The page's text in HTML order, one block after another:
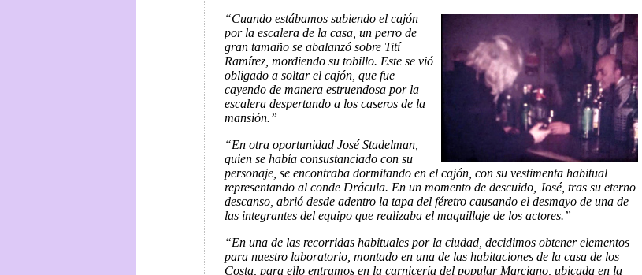
“Cuando estábamos subiendo el cajón
por la escalera de la casa, un perro de
gran tamaño se abalanzó sobre Tití
Ramírez, mordiendo su tobillo. Este se vió
obligado a soltar el cajón, que fue
cayendo de manera estruendosa por la
escalera despertando a los caseros de la
mansión.”
“En otra oportunidad José Stadelman,
quien se había consustanciado con su
personaje, se encontraba dormitando en el cajón, con su vestimenta habitual
representando al conde Drácula. En un momento de descuido, José, tras su eterno
descanso, abrió desde adentro la tapa del féretro causando el desmayo de una de
las integrantes del equipo que realizaba el maquillaje de los actores.”
“En una de las recorridas habituales por la ciudad, decidimos obtener elementos
para nuestro laboratorio, montado en una de las habitaciones de la casa de los
Costa, para ello entramos en la carnicería del popular Marciano, ubicada en la